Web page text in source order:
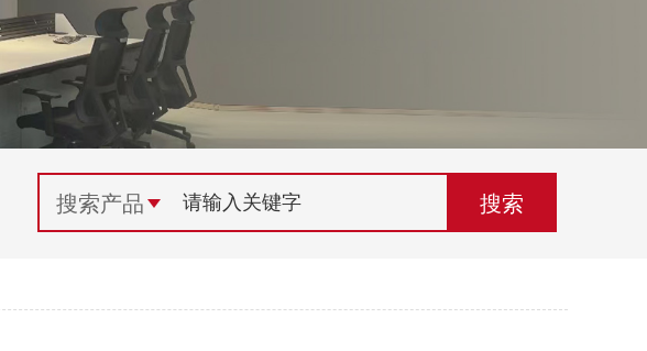
视频中心
电气百科
常见问题
技术支持
荣誉资质
组织机构
联系欣灵